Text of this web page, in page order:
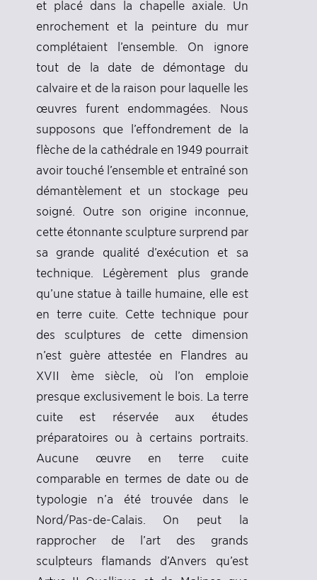
et placé dans la chapelle axiale. Un
enrochement et la peinture du mur
complétaient l’ensemble. On ignore
tout de la date de démontage du
calvaire et de la raison pour laquelle les
œuvres furent endommagées. Nous
supposons que l’effondrement de la
flèche de la cathédrale en 1949 pourrait
avoir touché l’ensemble et entraîné son
démantèlement et un stockage peu
soigné. Outre son origine inconnue,
cette étonnante sculpture surprend par
sa grande qualité d’exécution et sa
technique. Légèrement plus grande
qu’une statue à taille humaine, elle est
en terre cuite. Cette technique pour
des sculptures de cette dimension
n’est guère attestée en Flandres au
XVII ème siècle, où l’on emploie
presque exclusivement le bois. La terre
cuite est réservée aux études
préparatoires ou à certains portraits.
Aucune œuvre en terre cuite
comparable en termes de date ou de
typologie n’a été trouvée dans le
Nord/Pas-de-Calais. On peut la
rapprocher de l’art des grands
sculpteurs flamands d’Anvers qu’est